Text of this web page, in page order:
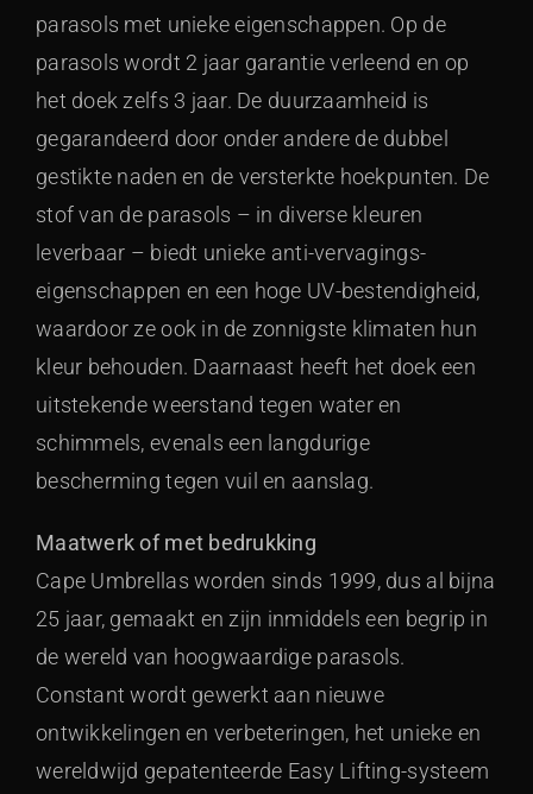
parasols met unieke eigenschappen. Op de
parasols wordt 2 jaar garantie verleend en op
het doek zelfs 3 jaar. De duurzaamheid is
gegarandeerd door onder andere de dubbel
gestikte naden en de versterkte hoekpunten. De
stof van de parasols – in diverse kleuren
leverbaar – biedt unieke anti-vervagings-
eigenschappen en een hoge UV-bestendigheid,
waardoor ze ook in de zonnigste klimaten hun
kleur behouden. Daarnaast heeft het doek een
uitstekende weerstand tegen water en
schimmels, evenals een langdurige
bescherming tegen vuil en aanslag.
Maatwerk of met bedrukking
Cape Umbrellas worden sinds 1999, dus al bijna
25 jaar, gemaakt en zijn inmiddels een begrip in
de wereld van hoogwaardige parasols.
Constant wordt gewerkt aan nieuwe
ontwikkelingen en verbeteringen, het unieke en
wereldwijd gepatenteerde Easy Lifting-systeem